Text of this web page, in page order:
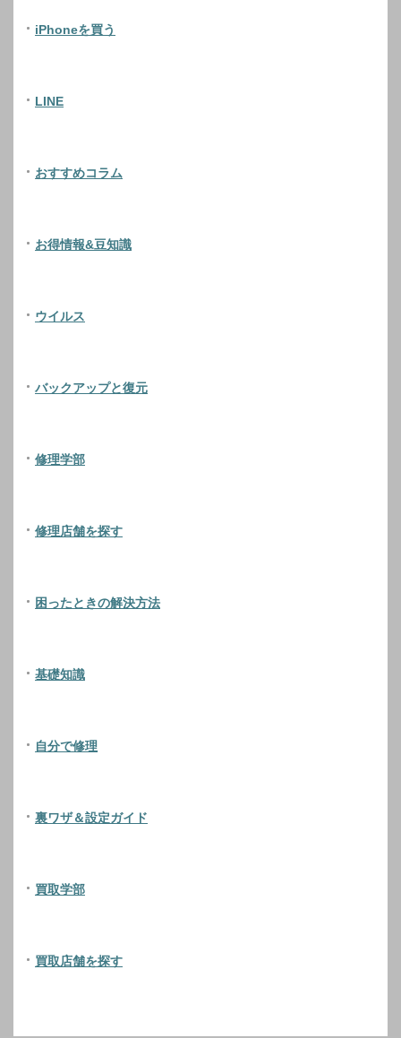
iPhoneを買う
LINE
おすすめコラム
お得情報&豆知識
ウイルス
バックアップと復元
修理学部
修理店舗を探す
困ったときの解決方法
基礎知識
自分で修理
裏ワザ＆設定ガイド
買取学部
買取店舗を探す